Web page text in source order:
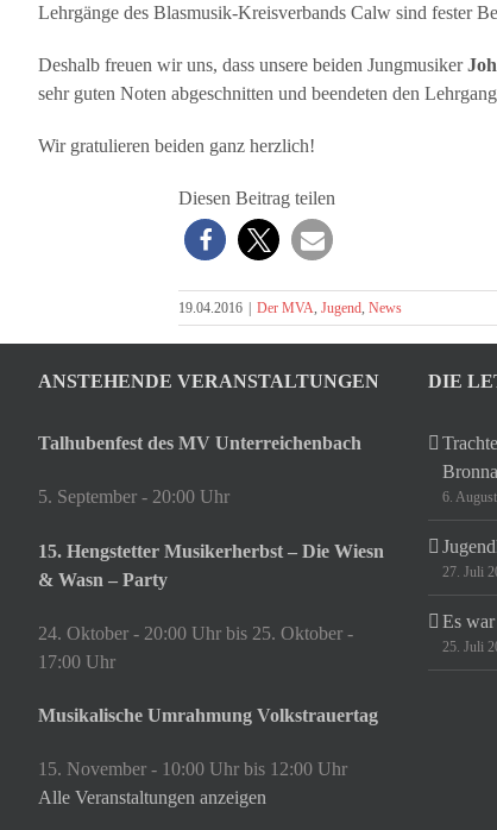
Lehrgänge des Blasmusik-Kreisverbands Calw sind fester
Deshalb freuen wir uns, dass unsere beiden Jungmusiker
sehr guten Noten abgeschnitten und beendeten den
Wir gratulieren beiden ganz herzlich!
Diesen Beitrag teilen
19.04.2016 Der MVA, Jugend, News
ANSTEHENDE VERANSTALTUNGEN
Talhubenfest des MV Unterreichenbach
5. September - 20:00 Uhr
15. Hengstetter Musikerherbst – Die Wiesn
& Wasn – Party
24. Oktober - 20:00 Uhr bis 25. Oktober -
17:00 Uhr
Musikalische Umrahmung Volkstrauertag
15. November - 10:00 Uhr bis 12:00 Uhr
Alle Veranstaltungen anzeigen
DIE
6.
27. Juli
Es
25. Juli